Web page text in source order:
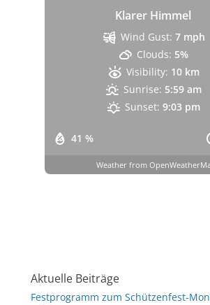
Klarer Himmel
41 %
Wind Gust: 7 mph
Clouds: 5%
Visibility: 10 km
Sunrise: 5:59 am
Sunset: 9:03 pm
Weather from
Aktuelle Beiträge
Festprogramm zum Schützenfest-